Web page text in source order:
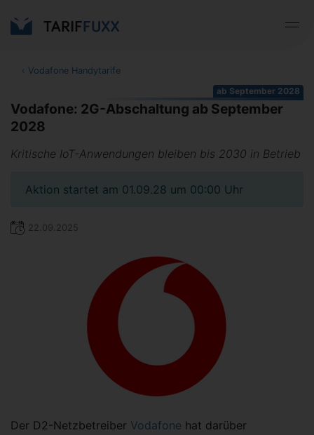
‹ Vodafone Handytarife
ab September 2028
Vodafone: 2G-Abschaltung ab September
2028
Kritische IoT-Anwendungen bleiben bis 2030 in Betrieb
Aktion startet am 01.09.28 um 00:00 Uhr
22.09.2025
Der D2-Netzbetreiber Vodafone hat darüber